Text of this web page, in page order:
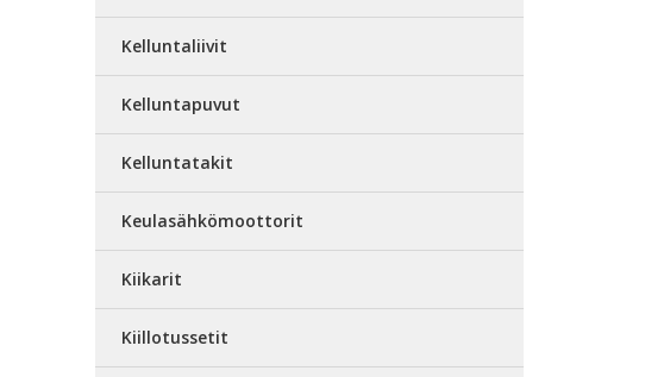
Kelluntaliivit
Kelluntapuvut
Kelluntatakit
Keulasähkömoottorit
Kiikarit
Kiillotussetit